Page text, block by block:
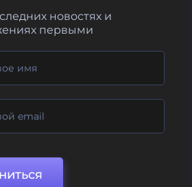
новостях и
первыми